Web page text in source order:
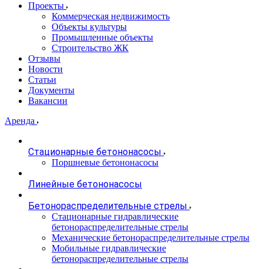
Проекты
Коммерческая недвижимость
Объекты культуры
Промышленные объекты
Строительство ЖК
Отзывы
Новости
Статьи
Документы
Вакансии
Аренда
Стационарные бетононасосы
Поршневые бетононасосы
Линейные бетононасосы
Бетонораспределительные стрелы
Стационарные гидравлические
бетонораспределительные стрелы
Механические бетонораспределительные стрелы
Мобильные гидравлические
бетонораспределительные стрелы